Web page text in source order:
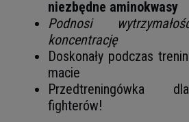
niezbędne aminokwasy
Podnosi
koncentrację
Doskonały podczas
macie
Przedtreningówka
fighterów!